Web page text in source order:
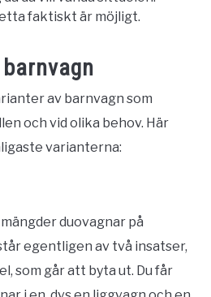
faktiskt är möjligt.
av barnvagn som
och vid olika behov. Här
varianterna:
duovagnar på
egentligen av två insatser,
som går att byta ut. Du får